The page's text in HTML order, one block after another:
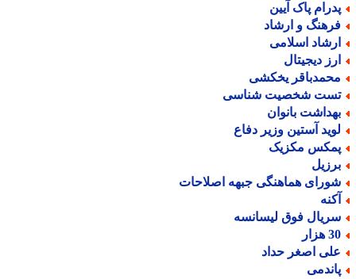
پاک آیین
و ارشاد
اسلامی
دیجیتال
یخکشی
شخصیت شناسی
بانوان
آستین وزیر دفاع
مکزیک
هماهنگی جبهه اصلاحات
فوق لیسانسه
اصغر حداد